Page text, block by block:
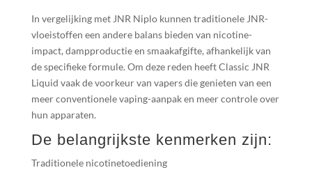
In vergelijking met JNR Niplo kunnen traditionele JNR-
vloeistoffen een andere balans bieden van nicotine-
impact, dampproductie en smaakafgifte, afhankelijk van
de specifieke formule. Om deze reden heeft Classic JNR
Liquid vaak de voorkeur van vapers die genieten van een
meer conventionele vaping-aanpak en meer controle over
hun apparaten.
De belangrijkste kenmerken zijn:
Traditionele nicotinetoediening